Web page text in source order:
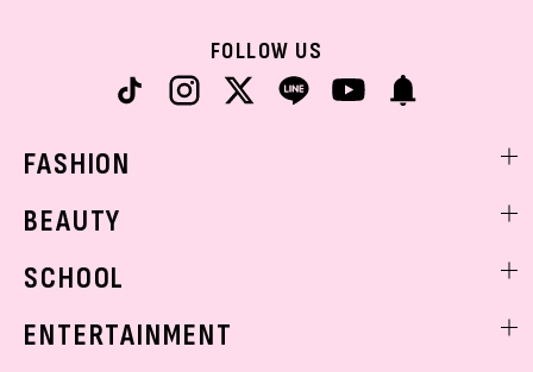
FOLLOW US
FASHION
着回し
BEAUTY
ベストコスメ
SCHOOL
ENTERTAINMENT